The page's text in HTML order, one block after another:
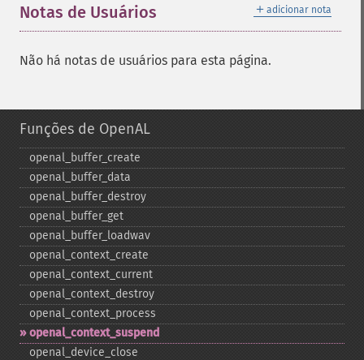
＋ adicionar nota
Notas de Usuários
Não há notas de usuários para esta página.
Funções de OpenAL
openal_​buffer_​create
openal_​buffer_​data
openal_​buffer_​destroy
openal_​buffer_​get
openal_​buffer_​loadwav
openal_​context_​create
openal_​context_​current
openal_​context_​destroy
openal_​context_​process
openal_​context_​suspend
openal_​device_​close